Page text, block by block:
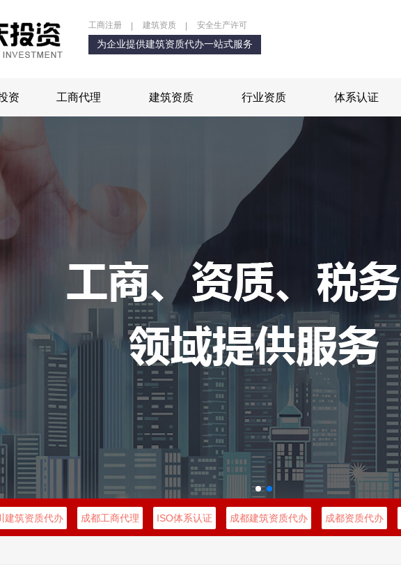
工商注册 建筑资质 安全生产许可
为企业提供建筑资质代办一站式服务
资 工商代理 建筑资质 行业资质 体系认证
建筑资质代办 成都工商代理 ISO体系认证 成都建筑资质代办 成都资质代办